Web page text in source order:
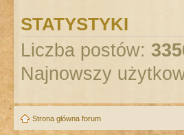
STATYSTYKI
Liczba postów:
Najnowszy
Strona główna forum